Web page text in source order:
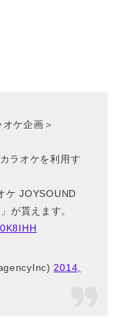
ケ企画＞
ラオケを利用す
ケ JOYSOUND
が貰えます。
2014,